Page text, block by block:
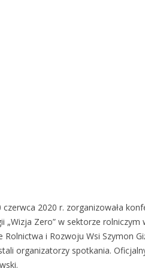
2020 r. zorganizowała
„Wizja Zero” w sektorze rolniczym
i Rozwoju Wsi Szymon
organizatorzy spotkania.